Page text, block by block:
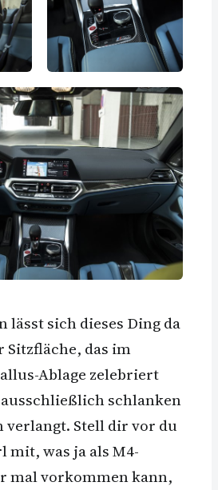
lässt sich dieses Ding da
Sitzfläche, das im
Ablage zelebriert
schlanken
verlangt. Stell dir vor du
mit, was ja als M4-
mal vorkommen kann,